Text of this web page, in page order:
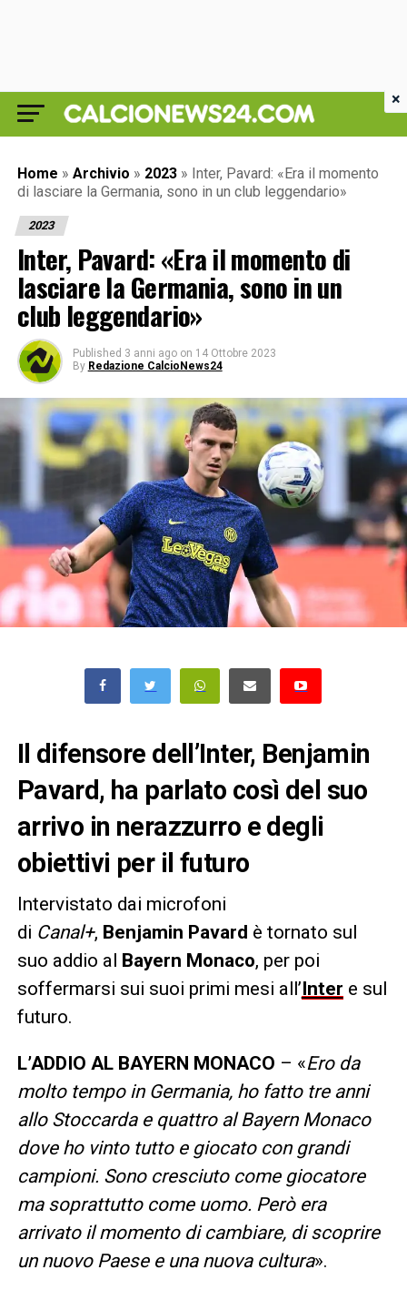
Home » Archivio » 2023 » Inter, Pavard: «Era il momento
di lasciare la Germania, sono in un club leggendario»
2023
Inter, Pavard: «Era il momento di
lasciare la Germania, sono in un
club leggendario»
Published 3 anni ago on 14 Ottobre 2023
By Redazione CalcioNews24
Il difensore dell’Inter, Benjamin
Pavard, ha parlato così del suo
arrivo in nerazzurro e degli
obiettivi per il futuro
Intervistato dai microfoni
di Canal+, Benjamin Pavard è tornato sul
suo addio al Bayern Monaco, per poi
soffermarsi sui suoi primi mesi all’Inter e sul
futuro.
L’ADDIO AL BAYERN MONACO – «Ero da
molto tempo in Germania, ho fatto tre anni
allo Stoccarda e quattro al Bayern Monaco
dove ho vinto tutto e giocato con grandi
campioni. Sono cresciuto come giocatore
ma soprattutto come uomo. Però era
arrivato il momento di cambiare, di scoprire
un nuovo Paese e una nuova cultura».
×